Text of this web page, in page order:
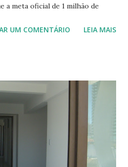
a meta oficial de 1 milhão de
pela Caixa Econômica
a 50% do projetado),
Distrito Federal, neles não haja
de baixo valor, ou seja,
programa. Em Alagoas, Goiás,
e Paraná as metas foram
a Região Sul, onde 142,4 mil
UM COMENTÁRIO LEIA MAIS